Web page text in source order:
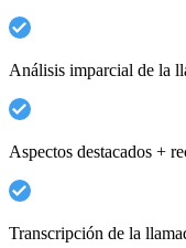
Análisis imparcial de la
Aspectos destacados +
Transcripción de la